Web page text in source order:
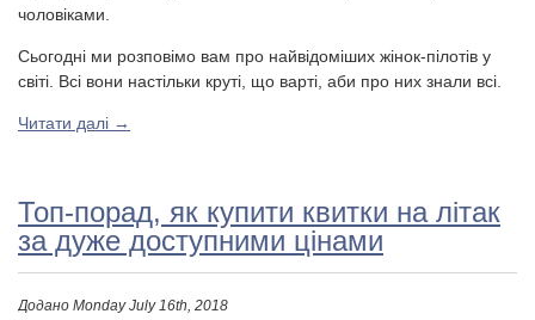
чоловіками.
Сьогодні ми розповімо вам про найвідоміших жінок-пілотів у
світі. Всі вони настільки круті, що варті, аби про них знали всі.
Читати далі →
Топ-порад, як купити квитки на літак
за дуже доступними цінами
Додано Monday July 16th, 2018